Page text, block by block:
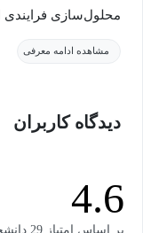
محلول‌سازی
این فرایند، ستون
خطای کوچک در تهیه
مواد گران‌بها شود.
مشاهده ادامه معرفی
دیدگاه کاربران
4.6
بر اساس امتیاز 29 دانشجو